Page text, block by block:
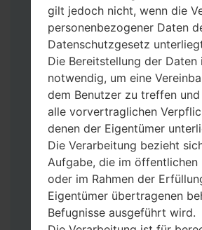
Home-Tasten gedrückt.
Schließen Sie das USB-
halten Sie die Leiser-
gedrückt.
Halten Sie die Power-
Tasten gedrückt.
Dann schließen Sie das
an, das Programm Odin
und „COM port number“
Bildschirm angezeigt.
Geben Sie nur die „F.
„Auto-Rebot“ an.
Zum Schluss klicken Sie
Ihr Gerät wird neu
gilt jedoch nicht, wenn die
personenbezogener Daten
Datenschutzgesetz
Die Bereitstellung der Daten
notwendig, um eine
dem Benutzer zu treffen
alle vorvertraglichen
denen der Eigentümer
Die Verarbeitung bezieht
Aufgabe, die im öffentlichen
oder im Rahmen der
Eigentümer übertragenen
Befugnisse ausgeführt wird.